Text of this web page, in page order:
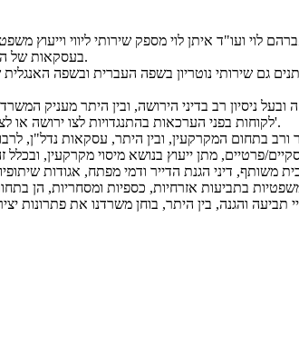
לוי ועו"ד איתן לוי מספק שירותי ליווי וייעוץ
בעסקאות של החברה, מכרזים, ייצוג חברות בפני ערכאות ובהליכים מול הרשויות וטיפול בפירוק חברה.
גם שירותי נוטריון בשפה העברית ובשפה האנגלית
ניסיון רב בדיני הירושה, ובין היתר מעניק
לקוחות בפני הערכאות בהתנגדויות לצו ירושה או לצו קיום צוואה, ניהול עזבונות, עריכת צוואות בחיים (הנחיות למן טיפול רפואי בחיים) וכו'.
ורב בתחום המקרקעין, ובין היתר, עסקאות נדל"ן,
פרטיים, מתן ייעוץ בנושא מיסוי מקרקעין, ובכלל
בתביעות אזרחיות, כספיות ומסחריות, הן